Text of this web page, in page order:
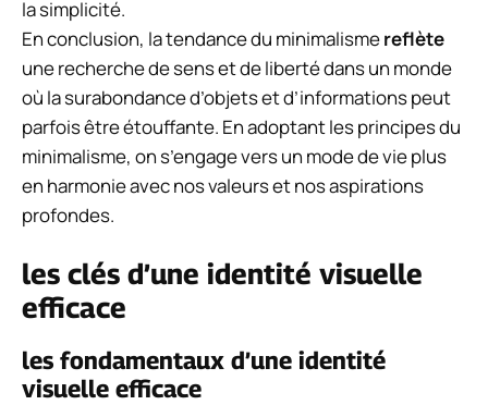
la simplicité.
En conclusion, la tendance du minimalismereflète
une recherche de sens et de liberté dans un monde
où la surabondance d’objets et d’informations peut
parfois être étouffante. En adoptant les principes du
minimalisme, on s’engage vers un mode de vie plus
en harmonie avec nos valeurs et nos aspirations
profondes.
les clés d’une identité visuelle
efficace
les fondamentaux d’une identité
visuelle efficace